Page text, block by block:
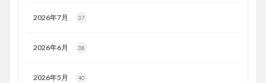
2026年7月 37
2026年6月 38
2026年5月 40